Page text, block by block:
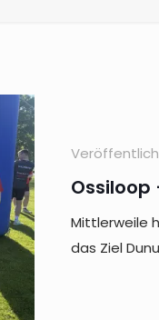
Ossiloop
Mittlerweile
das Ziel